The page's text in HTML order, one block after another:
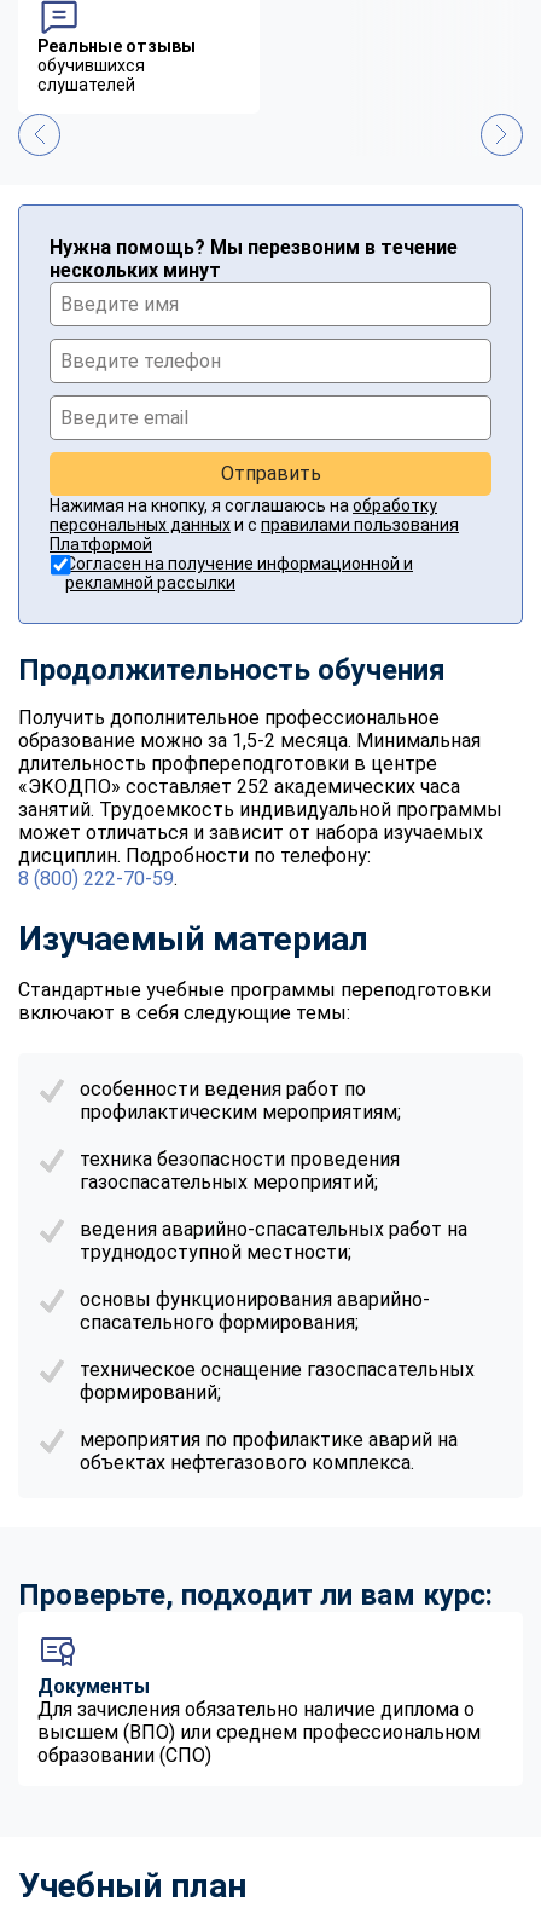
Реальные отзывы
обучившихся
слушателей
Нужна помощь? Мы перезвоним в течение
нескольких минут
Отправить
Нажимая на кнопку, я соглашаюсь на обработку
персональных данныхи с правилами пользования
Платформой
Согласен на получение информационной и
рекламной рассылки
Продолжительность обучения
Получить дополнительное профессиональное
образование можно за 1,5-2 месяца. Минимальная
длительность профпереподготовки в центре
«ЭКОДПО» составляет 252 академических часа
занятий. Трудоемкость индивидуальной программы
может отличаться и зависит от набора изучаемых
дисциплин. Подробности по телефону:
8 (800) 222-70-59.
Изучаемый материал
Стандартные учебные программы переподготовки
включают в себя следующие темы:
особенности ведения работ по
профилактическим мероприятиям;
техника безопасности проведения
газоспасательных мероприятий;
ведения аварийно-спасательных работ на
труднодоступной местности;
основы функционирования аварийно-
спасательного формирования;
техническое оснащение газоспасательных
формирований;
мероприятия по профилактике аварий на
объектах нефтегазового комплекса.
Проверьте, подходит ли вам курс:
Документы
Для зачисления обязательно наличие диплома о
высшем (ВПО) или среднем профессиональном
образовании (СПО)
Учебный план